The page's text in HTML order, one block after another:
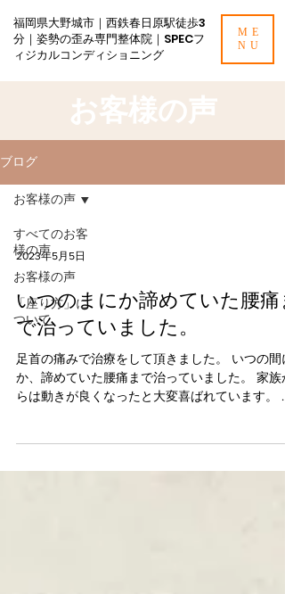
福岡県大野城市｜西鉄春日原駅徒歩3
分｜姿勢の歪み専門整体院｜SPECフ
ィジカルコンディショニング
ME
NU
お客様の声
ブログ
すべてのお客
様の声
お客様の声
「座り方」に
ついて
お客様の声
2023年5月5日
いつのまにか諦めていた腰痛
で治っていました。
足首の痛みで治療をして頂きました。 いつの間
か、諦めていた腰痛まで治っていました。 家族
らは動きが良くなったと大変喜ばれています。